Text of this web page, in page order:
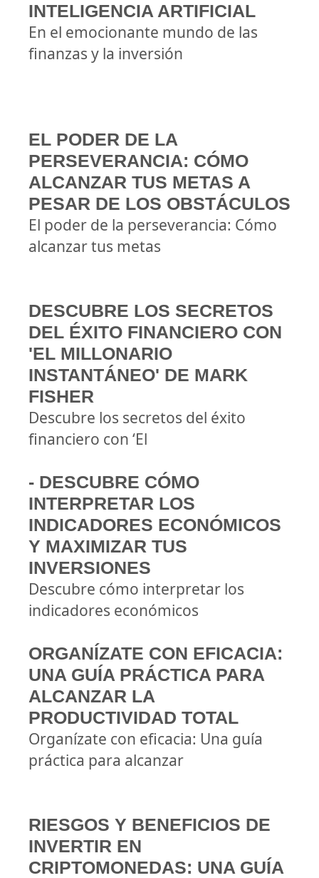
INTELIGENCIA ARTIFICIAL
En el emocionante mundo de las
finanzas y la inversión
EL PODER DE LA
PERSEVERANCIA: CÓMO
ALCANZAR TUS METAS A
PESAR DE LOS OBSTÁCULOS
El poder de la perseverancia: Cómo
alcanzar tus metas
DESCUBRE LOS SECRETOS
DEL ÉXITO FINANCIERO CON
'EL MILLONARIO
INSTANTÁNEO' DE MARK
FISHER
Descubre los secretos del éxito
financiero con ‘El
- DESCUBRE CÓMO
INTERPRETAR LOS
INDICADORES ECONÓMICOS
Y MAXIMIZAR TUS
INVERSIONES
Descubre cómo interpretar los
indicadores económicos
ORGANÍZATE CON EFICACIA:
UNA GUÍA PRÁCTICA PARA
ALCANZAR LA
PRODUCTIVIDAD TOTAL
Organízate con eficacia: Una guía
práctica para alcanzar
RIESGOS Y BENEFICIOS DE
INVERTIR EN
CRIPTOMONEDAS: UNA GUÍA